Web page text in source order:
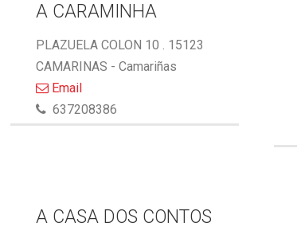
A CARAMINHA
PLAZUELA COLON 10 . 15123
CAMARINAS - Camariñas
Email
637208386
A CASA DOS CONTOS